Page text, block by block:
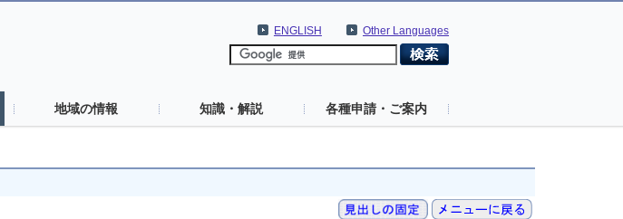
Other Languages
ENGLISH
地域の情報 知識・解説 各種申請・ご案内